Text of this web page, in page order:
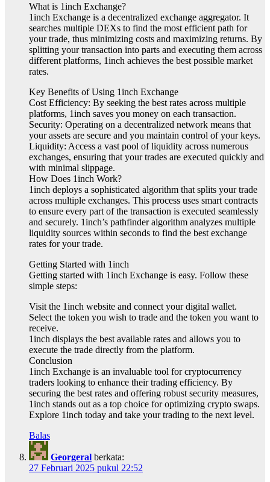
What is 1inch Exchange?
1inch Exchange is a decentralized exchange aggregator. It
searches multiple DEXs to find the most efficient path for
your trade, thus minimizing costs and maximizing returns. By
splitting your transaction into parts and executing them across
different platforms, 1inch achieves the best possible market
rates.
Key Benefits of Using 1inch Exchange
Cost Efficiency: By seeking the best rates across multiple
platforms, 1inch saves you money on each transaction.
Security: Operating on a decentralized network means that
your assets are secure and you maintain control of your keys.
Liquidity: Access a vast pool of liquidity across numerous
exchanges, ensuring that your trades are executed quickly and
with minimal slippage.
How Does 1inch Work?
1inch deploys a sophisticated algorithm that splits your trade
across multiple exchanges. This process uses smart contracts
to ensure every part of the transaction is executed seamlessly
and securely. 1inch’s pathfinder algorithm analyzes multiple
liquidity sources within seconds to find the best exchange
rates for your trade.
Getting Started with 1inch
Getting started with 1inch Exchange is easy. Follow these
simple steps:
Visit the 1inch website and connect your digital wallet.
Select the token you wish to trade and the token you want to
receive.
1inch displays the best available rates and allows you to
execute the trade directly from the platform.
Conclusion
1inch Exchange is an invaluable tool for cryptocurrency
traders looking to enhance their trading efficiency. By
securing the best rates and offering robust security measures,
1inch stands out as a top choice for optimizing crypto swaps.
Explore 1inch today and take your trading to the next level.
Balas
Georgeral berkata:
27 Februari 2025 pukul 22:52